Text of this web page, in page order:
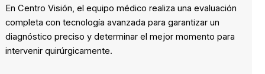
En Centro Visión, el equipo médico realiza una evaluación
completa con tecnología avanzada para garantizar un
diagnóstico preciso y determinar el mejor momento para
intervenir quirúrgicamente.